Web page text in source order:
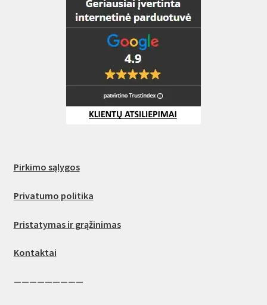
Pirkimo sąlygos
Privatumo politika
Pristatymas ir grąžinimas
Kontaktai
—————————